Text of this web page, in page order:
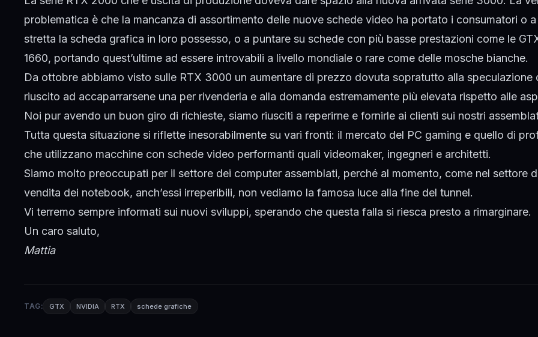
problematica è che la mancanza di assortimento delle nuove schede video ha portato i consumatori o a
stretta la scheda grafica in loro possesso, o a puntare su schede con più basse prestazioni come le
1660, portando quest’ultime ad essere introvabili a livello mondiale o rare come delle mosche bianche.
Da ottobre abbiamo visto sulle RTX 3000 un aumentare di prezzo dovuta sopratutto alla speculazione
riuscito ad accaparrarsene una per rivenderla e alla domanda estremamente più elevata rispetto alle
Noi pur avendo un buon giro di richieste, siamo riusciti a reperirne e fornirle ai clienti sui nostri
Tutta questa situazione si riflette inesorabilmente su vari fronti: il mercato del PC gaming e quello di
che utilizzano macchine con schede video performanti quali videomaker, ingegneri e architetti.
Siamo molto preoccupati per il settore dei computer assemblati, perché al momento, come nel settore
vendita dei notebook, anch’essi irreperibili, non vediamo la famosa luce alla fine del tunnel.
Vi terremo sempre informati sui nuovi sviluppi, sperando che questa falla si riesca presto a rimarginare.
Un caro saluto,
Mattia
TAG: GTX NVIDIA RTX schede grafiche